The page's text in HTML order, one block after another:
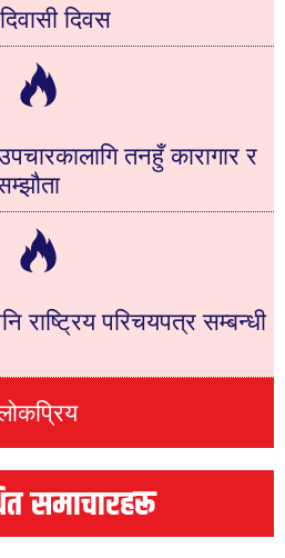
दिवस
तनहुँ कारागार र
राष्ट्रिय परिचयपत्र सम्बन्धी
समाचारहरू